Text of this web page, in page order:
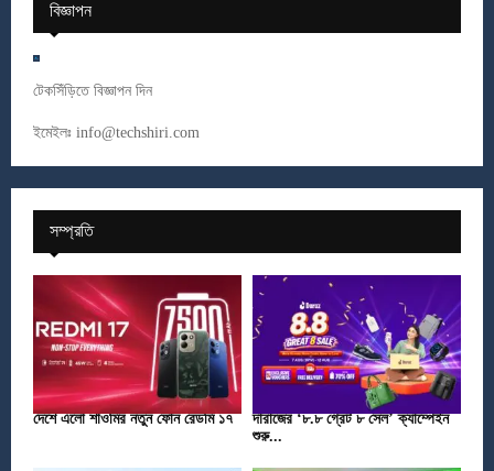
বিজ্ঞাপন
টেকসিঁড়িতে বিজ্ঞাপন দিন
ইমেইলঃ info@techshiri.com
সম্প্রতি
দেশে এলো শাওমির নতুন ফোন রেডমি ১৭
দারাজের ‘৮.৮ গ্রেট ৮ সেল’ ক্যাম্পেইন
শুরু...